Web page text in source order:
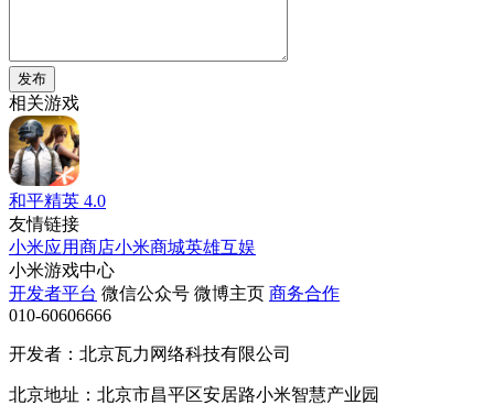
发布
相关游戏
和平精英 4.0
友情链接
小米应用商店小米商城英雄互娱
小米游戏中心
开发者平台 微信公众号 微博主页 商务合作
010-60606666
开发者：北京瓦力网络科技有限公司
北京地址：北京市昌平区安居路小米智慧产业园